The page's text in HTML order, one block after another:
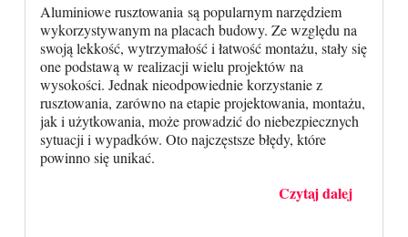
Aluminiowe rusztowania są popularnym narzędziem
wykorzystywanym na placach budowy. Ze względu na
swoją lekkość, wytrzymałość i łatwość montażu, stały się
one podstawą w realizacji wielu projektów na
wysokości. Jednak nieodpowiednie korzystanie z
rusztowania, zarówno na etapie projektowania, montażu,
jak i użytkowania, może prowadzić do niebezpiecznych
sytuacji i wypadków. Oto najczęstsze błędy, które
powinno się unikać.
Czytaj dalej